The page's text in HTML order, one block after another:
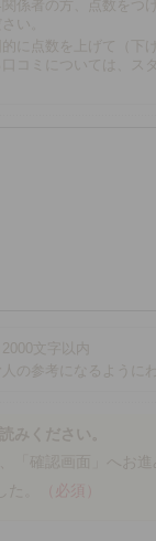
関係者の方、点数をつ
い。
的に点数を上げて（下
口コミについては、ス
文字以内
人の参考になるように
（必須）